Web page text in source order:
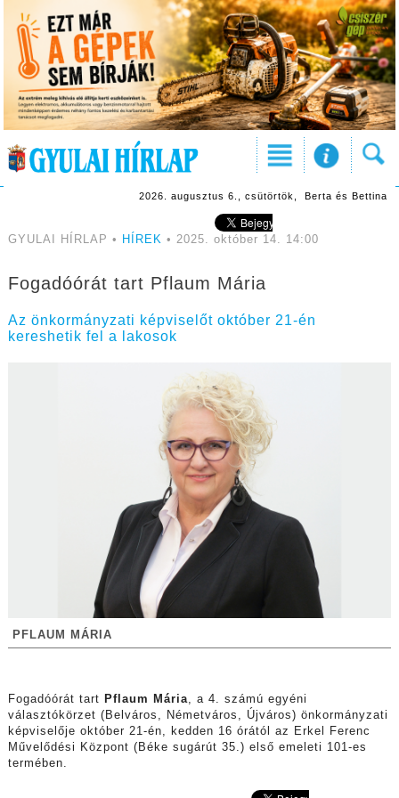
2026. augusztus 6., csütörtök, Berta és Bettina
GYULAI HÍRLAP • HÍREK • 2025. október 14. 14:00
Fogadóórát tart Pflaum Mária
Az önkormányzati képviselőt október 21-én
kereshetik fel a lakosok
PFLAUM MÁRIA
Fogadóórát tart Pflaum Mária, a 4. számú egyéni
választókörzet (Belváros, Németváros, Újváros) önkormányzati
képviselője október 21-én, kedden 16 órától az Erkel Ferenc
Művelődési Központ (Béke sugárút 35.) első emeleti 101-es
termében.